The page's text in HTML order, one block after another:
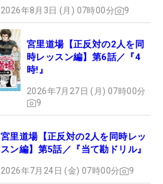
2026年8月3日 (月) 07時00分 9
宮里道場【正反対の2人を同
時レッスン編】第6話／『4
時!』
2026年7月27日 (月) 07時00分
9
宮里道場【正反対の2人を同時レッ
スン編】第5話／『当て勘ドリル』
2026年7月24日 (金) 07時00分 9